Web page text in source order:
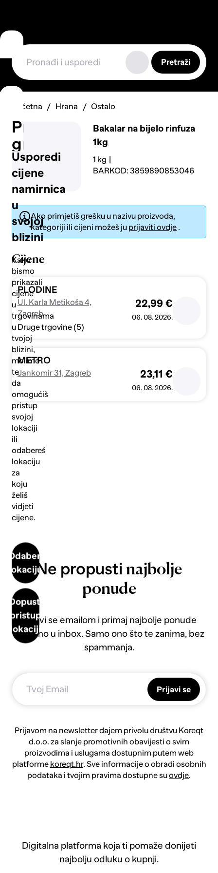
Usporedi
cijene
namirnica
u
svojoj
blizini
Kako
bismo
prikazali
cijene
u
trgovinama
u
tvojoj
blizini,
molimo
te
da
omogućiš
pristup
svojoj
lokaciji
ili
odabereš
lokaciju
za
koju
želiš
vidjeti
cijene.
Odaberi
lokaciju
Dopusti
pristup
lokaciji
Prijavi
grešku
Pošalji
Pretraži
Početna Hrana Ostalo
Bakalar na bijelo rinfuza
1kg
1 kg
BARKOD: 3859890853046
Ako primjetiš grešku u nazivu proizvoda,
kategoriji ili cijeni možeš ju prijaviti ovdje .
Cijene
PLODINE
Ul. Karla Metikoša 4,
Zagreb
Druge trgovine (5)
22,99 €
06. 08. 2026.
METRO
Jankomir 31, Zagreb 23,11 €
06. 08. 2026.
Ne propusti najbolje
ponude
Prijavi se emailom i primaj najbolje ponude
direktno u inbox. Samo ono što te zanima, bez
spammanja.
Prijavi se
Prijavom na newsletter dajem privolu društvu Koreqt
d.o.o. za slanje promotivnih obavijesti o svim
proizvodima i uslugama dostupnim putem web
platforme koreqt.hr. Sve informacije o obradi osobnih
podataka i tvojim pravima dostupne suovdje.
Digitalna platforma koja ti pomaže donijeti
najbolju odluku o kupnji.